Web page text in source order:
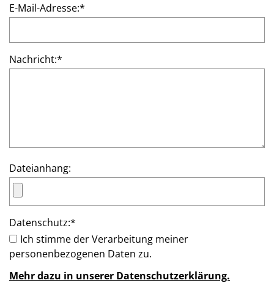
E-Mail-Adresse:*
Nachricht:*
Dateianhang:
Datenschutz:*
Ich stimme der Verarbeitung meiner
personenbezogenen Daten zu.
Mehr dazu in unserer Datenschutzerklärung.